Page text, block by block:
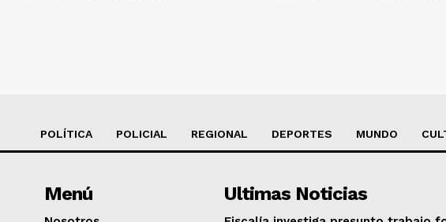
POLÍTICA POLICIAL REGIONAL DEPORTES MUNDO
Menú Ultimas Noticias